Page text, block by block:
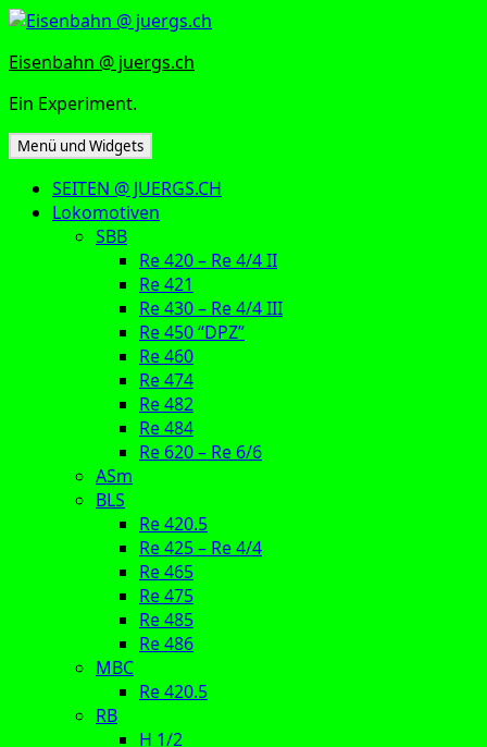
Zum
springen
Eisenbahn @ juergs.ch
Ein Experiment.
Menü und Widgets
SEITEN @ JUERGS.CH
Lokomotiven
SBB
Re 420 – Re 4/4 II
Re 421
Re 430 – Re 4/4 III
Re 450 “DPZ”
Re 460
Re 474
Re 482
Re 484
Re 620 – Re 6/6
ASm
BLS
Re 420.5
Re 425 – Re 4/4
Re 465
Re 475
Re 485
Re 486
MBC
Re 420.5
RB
H 1/2